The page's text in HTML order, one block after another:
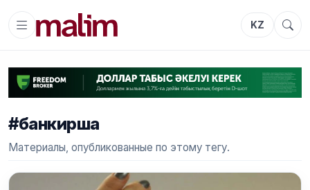
KZ
#банкирша
Материалы, опубликованные по этому тегу.